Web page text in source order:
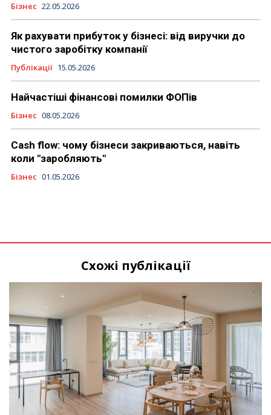
Бізнес 22.05.2026
Як рахувати прибуток у бізнесі: від виручки до
чистого заробітку компанії
Публікації 15.05.2026
Найчастіші фінансові помилки ФОПів
Бізнес 08.05.2026
Cash flow: чому бізнеси закриваються, навіть
коли "заробляють"
Бізнес 01.05.2026
Схожі публікації